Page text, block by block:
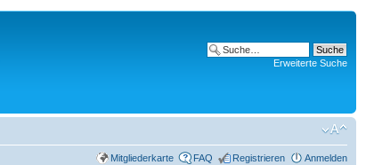
Erweiterte Suche
Mitgliederkarte FAQ Registrieren Anmelden